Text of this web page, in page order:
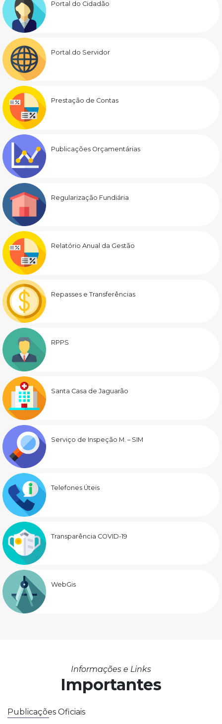
Portal do Cidadão
Portal do Servidor
Prestação de Contas
Publicações Orçamentárias
Regularização Fundiária
Relatório Anual da Gestão
Repasses e Transferências
RPPS
Santa Casa de Jaguarão
Serviço de Inspeção M. – SIM
Telefones Úteis
Transparência COVID-19
WebGis
Informações e Links
Importantes
Publicações Oficiais